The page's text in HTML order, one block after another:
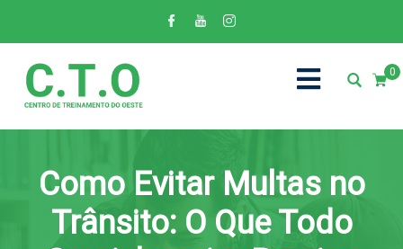
0
Como Evitar Multas no
Trânsito: O Que Todo